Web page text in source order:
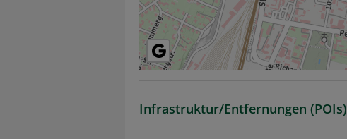
Infrastruktur/Entfernungen (POIs)